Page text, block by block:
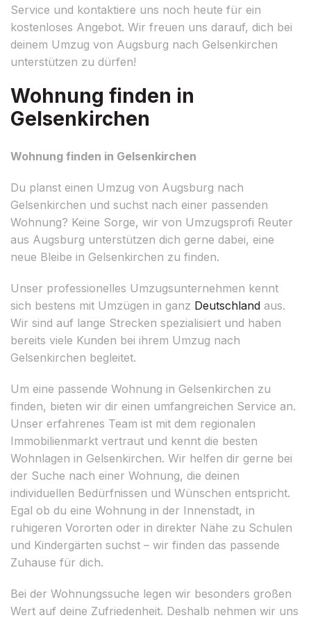
Service und kontaktiere uns noch heute für ein
kostenloses Angebot. Wir freuen uns darauf, dich bei
deinem Umzug von Augsburg nach Gelsenkirchen
unterstützen zu dürfen!
Wohnung finden in
Gelsenkirchen
Wohnung finden in Gelsenkirchen
Du planst einen Umzug von Augsburg nach
Gelsenkirchen und suchst nach einer passenden
Wohnung? Keine Sorge, wir von Umzugsprofi Reuter
aus Augsburg unterstützen dich gerne dabei, eine
neue Bleibe in Gelsenkirchen zu finden.
Unser professionelles Umzugsunternehmen kennt
sich bestens mit Umzügen in ganz Deutschland aus.
Wir sind auf lange Strecken spezialisiert und haben
bereits viele Kunden bei ihrem Umzug nach
Gelsenkirchen begleitet.
Um eine passende Wohnung in Gelsenkirchen zu
finden, bieten wir dir einen umfangreichen Service an.
Unser erfahrenes Team ist mit dem regionalen
Immobilienmarkt vertraut und kennt die besten
Wohnlagen in Gelsenkirchen. Wir helfen dir gerne bei
der Suche nach einer Wohnung, die deinen
individuellen Bedürfnissen und Wünschen entspricht.
Egal ob du eine Wohnung in der Innenstadt, in
ruhigeren Vororten oder in direkter Nähe zu Schulen
und Kindergärten suchst – wir finden das passende
Zuhause für dich.
Bei der Wohnungssuche legen wir besonders großen
Wert auf deine Zufriedenheit. Deshalb nehmen wir uns